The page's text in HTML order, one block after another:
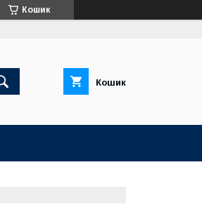
Кошик
Кошик